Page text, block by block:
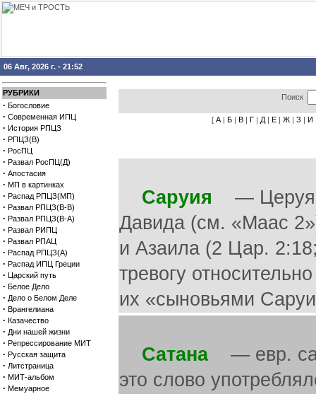
06 Авг, 2026 г. - 21:52
РУБРИКИ
· Богословие
· Современная ИПЦ
· История РПЦЗ
· РПЦЗ(В)
· РосПЦ
· Развал РосПЦ(Д)
· Апостасия
· МП в картинках
· Распад РПЦЗ(МП)
· Развал РПЦЗ(В-В)
· Развал РПЦЗ(В-А)
· Развал РИПЦ
· Развал РПАЦ
· Распад РПЦЗ(А)
· Распад ИПЦ Греции
· Царский путь
· Белое Дело
· Дело о Белом Деле
· Врангелиана
· Казачество
· Дни нашей жизни
· Репрессирование МИТ
· Русская защита
· Литстраница
· МИТ-альбом
· Мемуарное
Поиск
[ А | Б | В | Г | Д | Е | Ж | З | И
Саруия — Церуя.
Давида (см. «Маас
и Азаила (2 Цар.
тревогу
их «сыновьями
Сатана— евр.
это слово